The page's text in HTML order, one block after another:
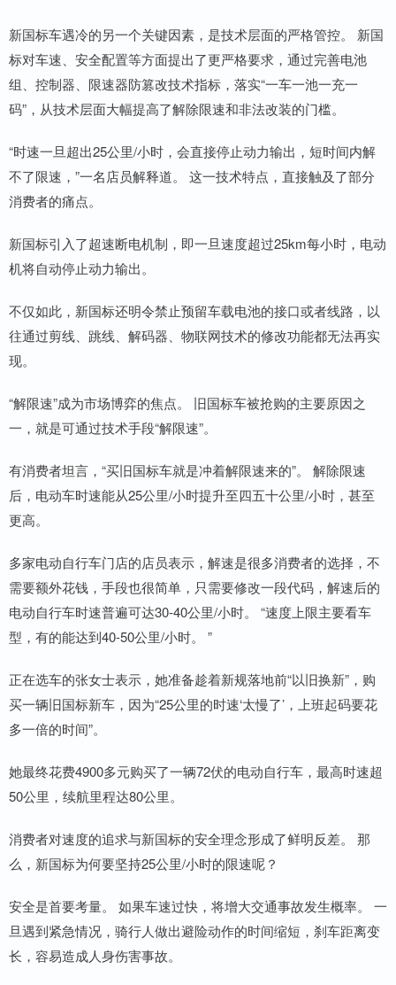
新国标车遇冷的另一个关键因素，是技术层面的严格管控。 新国
标对车速、安全配置等方面提出了更严格要求，通过完善电池
组、控制器、限速器防篡改技术指标，落实“一车一池一充一
码”，从技术层面大幅提高了解除限速和非法改装的门槛。
“时速一旦超出25公里/小时，会直接停止动力输出，短时间内解
不了限速，”一名店员解释道。 这一技术特点，直接触及了部分
消费者的痛点。
新国标引入了超速断电机制，即一旦速度超过25km每小时，电动
机将自动停止动力输出。
不仅如此，新国标还明令禁止预留车载电池的接口或者线路，以
往通过剪线、跳线、解码器、物联网技术的修改功能都无法再实
现。
“解限速”成为市场博弈的焦点。 旧国标车被抢购的主要原因之
一，就是可通过技术手段“解限速”。
有消费者坦言，“买旧国标车就是冲着解限速来的”。 解除限速
后，电动车时速能从25公里/小时提升至四五十公里/小时，甚至
更高。
多家电动自行车门店的店员表示，解速是很多消费者的选择，不
需要额外花钱，手段也很简单，只需要修改一段代码，解速后的
电动自行车时速普遍可达30-40公里/小时。 “速度上限主要看车
型，有的能达到40-50公里/小时。 ”
正在选车的张女士表示，她准备趁着新规落地前“以旧换新”，购
买一辆旧国标新车，因为“25公里的时速‘太慢了’，上班起码要花
多一倍的时间”。
她最终花费4900多元购买了一辆72伏的电动自行车，最高时速超
50公里，续航里程达80公里。
消费者对速度的追求与新国标的安全理念形成了鲜明反差。 那
么，新国标为何要坚持25公里/小时的限速呢？
安全是首要考量。 如果车速过快，将增大交通事故发生概率。 一
旦遇到紧急情况，骑行人做出避险动作的时间缩短，刹车距离变
长，容易造成人身伤害事故。